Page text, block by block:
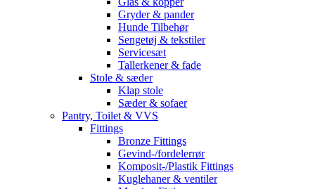
Gryder & pander
Hunde Tilbehør
Sengetøj & tekstiler
Servicesæt
Tallerkener & fade
Stole & sæder
Klap stole
Sæder & sofaer
Pantry, Toilet & VVS
Fittings
Bronze Fittings
Gevind-/fordelerrør
Komposit-/Plastik Fittings
Kuglehaner & ventiler